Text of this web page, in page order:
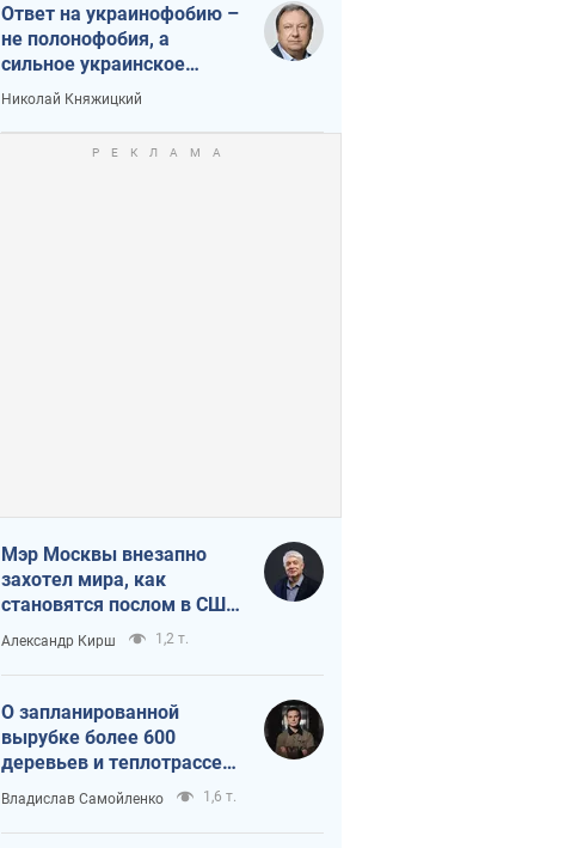
Ответ на украинофобию –
не полонофобия, а
сильное украинское
государство
Николай Княжицкий
Мэр Москвы внезапно
захотел мира, как
становятся послом в США
и новые украинские топ-
рейтинги
Александр Кирш 1,2 т.
О запланированной
вырубке более 600
деревьев и теплотрассе:
что происходит на
Теремках в Киеве
Владислав Самойленко 1,6 т.